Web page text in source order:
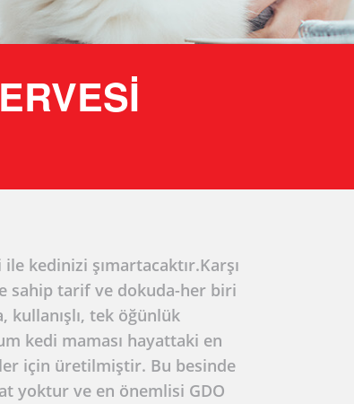
kedinizi şımartacaktır.Karşı
sahip tarif ve dokuda-her biri
kullanışlı, tek öğünlük
kedi maması hayattaki en
için üretilmiştir. Bu besinde
yoktur ve en önemlisi GDO